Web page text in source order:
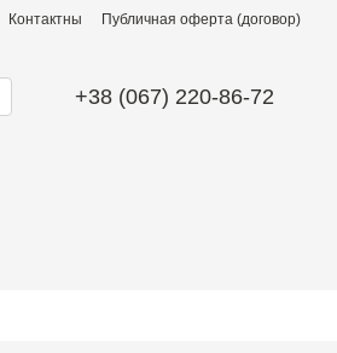
Контактны Публичная оферта (договор)
+38 (067) 220-86-72